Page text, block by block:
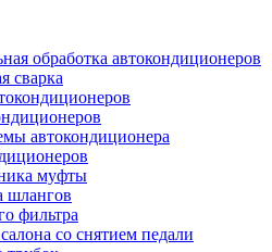
обработка автокондиционеров
сварка
автокондиционера
муфты
шлангов
фильтра
со снятием педали